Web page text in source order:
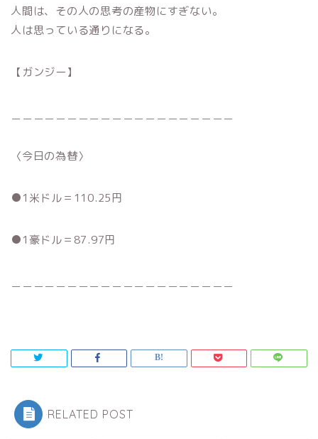
人間は、その人の思考の産物にすぎない。
人は思っている通りになる。
【ガンジー】
〈今日の為替〉
●1米ドル＝110.25円
●1豪ドル＝87.97円
RELATED POST